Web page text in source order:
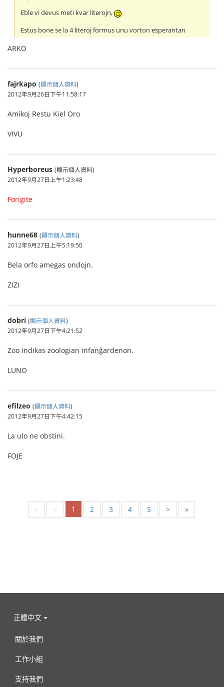
Eble vi devus meti kvar literojn,
Estus bone se la 4 literoj formus unu vorton esperantan
ARKO
fajrkapo (顯示個人資料)
2012年9月26日下午11:58:17
Amikoj Restu Kiel Oro
VIVU
Hyperboreus (顯示個人資料)
2012年9月27日上午1:23:48
Forigite
hunne68 (顯示個人資料)
2012年9月27日上午5:19:50
Bela orfo amegas ondojn.
ZIZI
dobri (顯示個人資料)
2012年9月27日下午4:21:52
Zoo indikas zoologian infanĝardenon.
LUNO
efilzeo (顯示個人資料)
2012年9月27日下午4:42:15
La ulo ne obstini.
FOJE
« < 1 2 3 4 5 > »
正體中文
關於我們
工作小組
支持我們